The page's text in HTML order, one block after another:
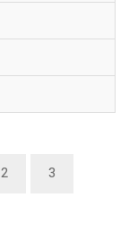
2 3